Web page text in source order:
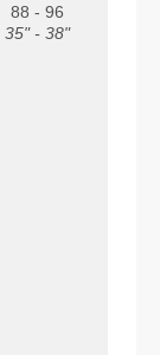
88 - 96
35" - 38"